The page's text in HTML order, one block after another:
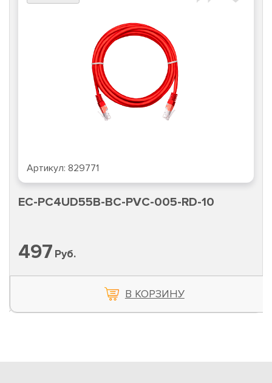
Артикул:
EC-PC4UD55B-BC-PVC-005-YL-10
497
В КОРЗИНУ